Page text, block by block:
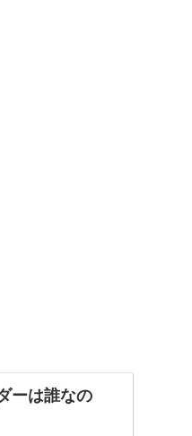
ーは誰なの